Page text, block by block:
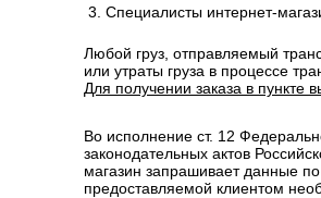
Специалисты интернет-
Любой груз, отправляемый
или утраты груза в процессе
Для получении заказа в пункте
Во исполнение ст. 12
законодательных актов
магазин запрашивает данные
предоставляемой клиентом